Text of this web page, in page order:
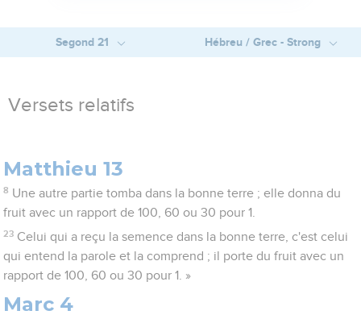
Segond 21 Hébreu / Grec - Strong
Versets relatifs
Matthieu 13
8 Une autre partie tomba dans la bonne terre ; elle donna du
fruit avec un rapport de 100, 60 ou 30 pour 1.
23 Celui qui a reçu la semence dans la bonne terre, c'est celui
qui entend la parole et la comprend ; il porte du fruit avec un
rapport de 100, 60 ou 30 pour 1. »
Marc 4